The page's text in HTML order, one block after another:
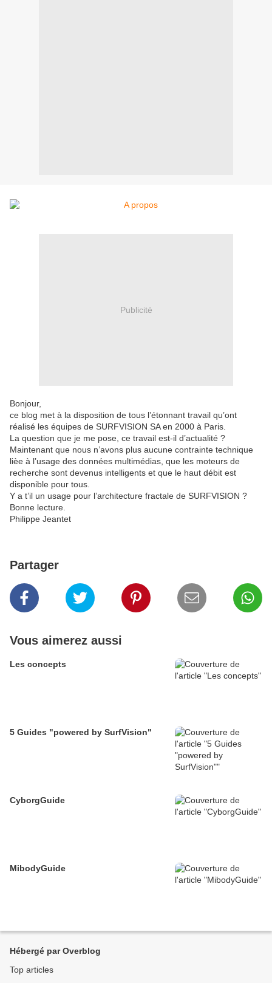
Publicité
Bonjour,
ce blog met à la disposition de tous l’étonnant travail qu’ont
réalisé les équipes de SURFVISION SA en 2000 à Paris.
La question que je me pose, ce travail est-il d’actualité ?
Maintenant que nous n’avons plus aucune contrainte technique
lièe à l’usage des données multimédias, que les moteurs de
recherche sont devenus intelligents et que le haut débit est
disponible pour tous.
Y a t’il un usage pour l’architecture fractale de SURFVISION ?
Bonne lecture.
Philippe Jeantet
Partager
Vous aimerez aussi
Les concepts
5 Guides "powered by SurfVision"
CyborgGuide
MibodyGuide
Hébergé par Overblog
Top articles